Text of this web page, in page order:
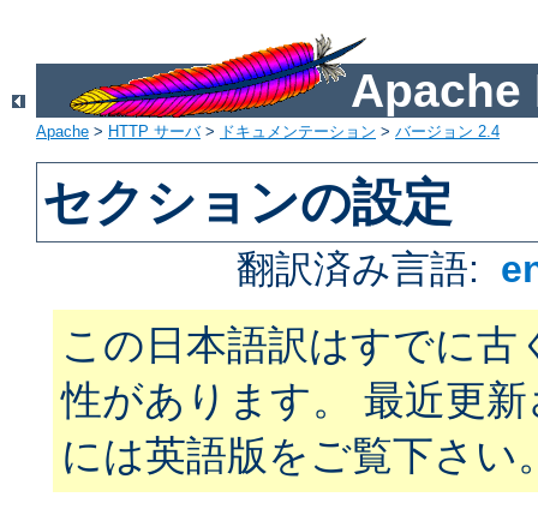
Apache
Apache > HTTP サーバ> ドキュメンテーション > バージョン 2.4
セクションの設定
翻訳済み言語:
この日本語訳はすでに古
性があります。 最近更
には英語版をご覧下さい